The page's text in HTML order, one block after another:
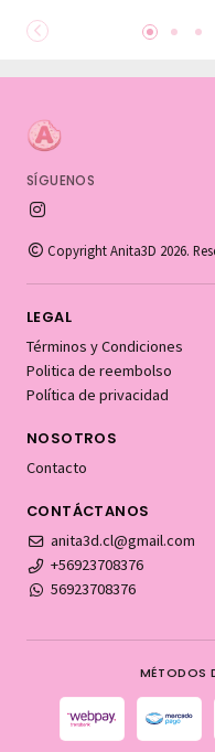
SÍGUENOS
Copyright Anita3D 2026.
LEGAL
Términos y Condiciones
Politica de reembolso
Política de privacidad
NOSOTROS
Contacto
CONTÁCTANOS
anita3d.cl@gmail.com
+56923708376
56923708376
MÉTODOS